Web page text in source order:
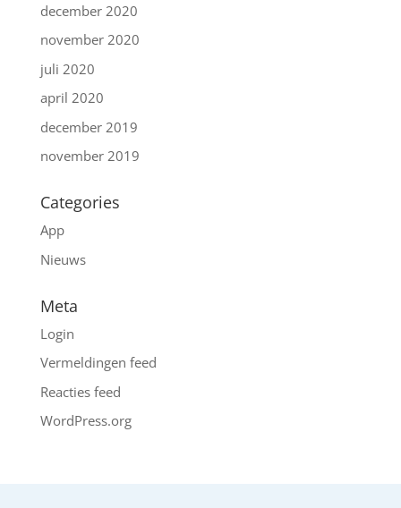
december 2020
november 2020
juli 2020
april 2020
december 2019
november 2019
Categories
App
Nieuws
Meta
Login
Vermeldingen feed
Reacties feed
WordPress.org